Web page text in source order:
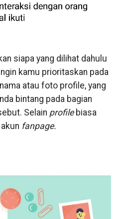
siapa yang dilihat dahulu
kamu prioritaskan pada
atau foto profile, yang
bintang pada bagian
Selain profilebiasa
fanpage.